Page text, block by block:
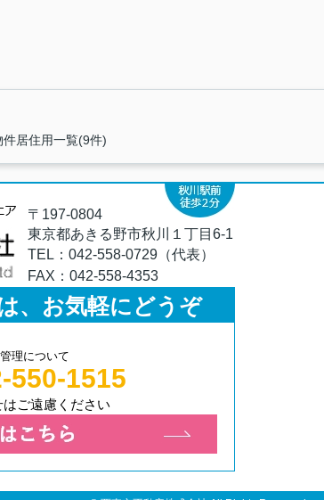
件居住用一覧(9件)
〒197-0804
東京都あきる野市秋川１丁目6-1
TEL： 042-558-0729（代表）
FAX： 042-558-4353
、お気軽にどうぞ
理について
550-1515
ご遠慮ください